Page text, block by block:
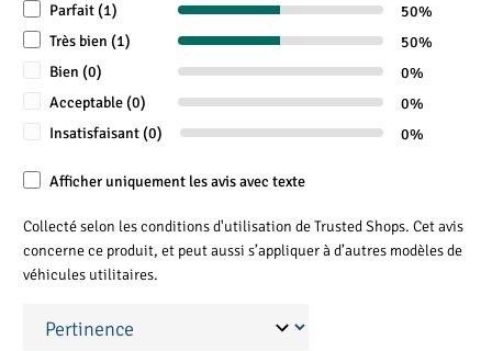
source d'eau et du papier. Ce produit est recommandé pour
les taches salissantes.
Savon
Ce produit est livré avec 3 Bouteilles de 380ml (x1 Savon
préféré. Vehikit propose aussi des recharges.
Papier
Une bonne hygiène des mains nécessite également un bon
Parfait (1)
50%
Très bien (1)
50%
Bien (0)
0%
Acceptable (0)
0%
Insatisfaisant (0)
0%
Afficher uniquement les avis avec texte
Collecté selon les conditions d'utilisation de Trusted Shops. Cet avis
concerne ce produit, et peut aussi s’appliquer à d’autres modèles de
véhicules utilitaires.